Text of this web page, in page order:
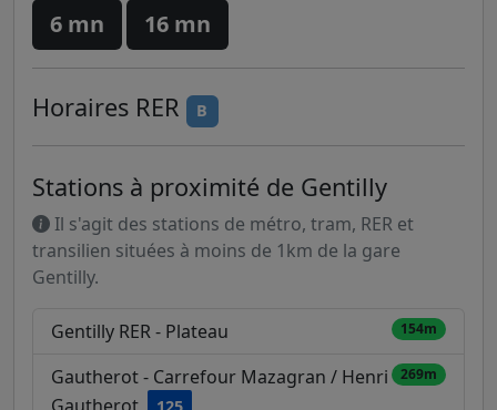
6 mn 16 mn
Horaires RER B
Stations à proximité de Gentilly
Il s'agit des stations de métro, tram, RER et
transilien situées à moins de 1km de la gare
Gentilly.
Gentilly RER - Plateau 154m
Gautherot - Carrefour Mazagran / Henri
269m